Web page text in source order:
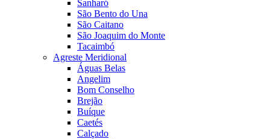
Sanharó
São Bento do Una
São Caitano
São Joaquim do Monte
Tacaimbó
Agreste Meridional
Águas Belas
Angelim
Bom Conselho
Brejão
Buíque
Caetés
Calçado